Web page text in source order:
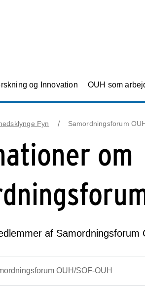
og Innovation OUH som
Fyn Samordningsforum
om
af
OUH/SOF-OUH